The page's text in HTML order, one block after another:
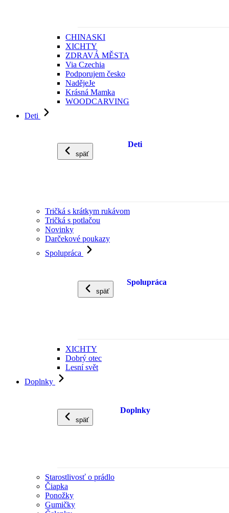
CHINASKI
XICHTY
ZDRAVÁ MĚSTA
Via Czechia
Podporujem česko
NadějeJe
Krásná Mamka
WOODCARVING
Deti
späť
Deti
Tričká s krátkym rukávom
Tričká s potlačou
Novinky
Darčekové poukazy
Spolupráca
späť
Spolupráca
XICHTY
Dobrý otec
Lesní svět
Doplnky
späť
Doplnky
Starostlivosť o prádlo
Čiapka
Ponožky
Gumičky